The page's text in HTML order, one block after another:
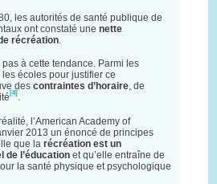
les autorités de santé publique de
ont constaté une nette
récréation.
à cette tendance. Parmi les
écoles pour justifier ce
des contraintes d’horaire, de
[4] .
l’American Academy of
2013 un énoncé de principes
que la récréation est un
de l’éducationet qu’elle entraîne de
la santé physique et psychologique